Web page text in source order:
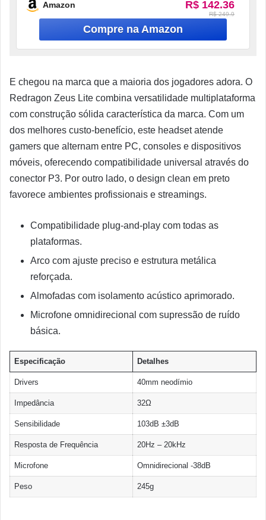
Amazon R$ 142.36
R$ 249.9
E chegou na marca que a maioria dos jogadores adora. O
Redragon Zeus Lite combina versatilidade multiplataforma
com construção sólida característica da marca. Com um
dos melhores custo-benefício, este headset atende
gamers que alternam entre PC, consoles e dispositivos
móveis, oferecendo compatibilidade universal através do
conector P3. Por outro lado, o design clean em preto
favorece ambientes profissionais e streamings.
Compatibilidade plug-and-play com todas as
plataformas.
Arco com ajuste preciso e estrutura metálica
reforçada.
Almofadas com isolamento acústico aprimorado.
Microfone omnidirecional com supressão de ruído
básica.
Especificação Detalhes
Drivers 40mm neodímio
Impedância 32Ω
Sensibilidade 103dB ±3dB
Resposta de Frequência 20Hz – 20kHz
Microfone Omnidirecional -38dB
Peso 245g